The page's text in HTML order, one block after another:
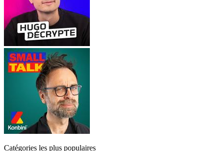
Catégories les plus populaires